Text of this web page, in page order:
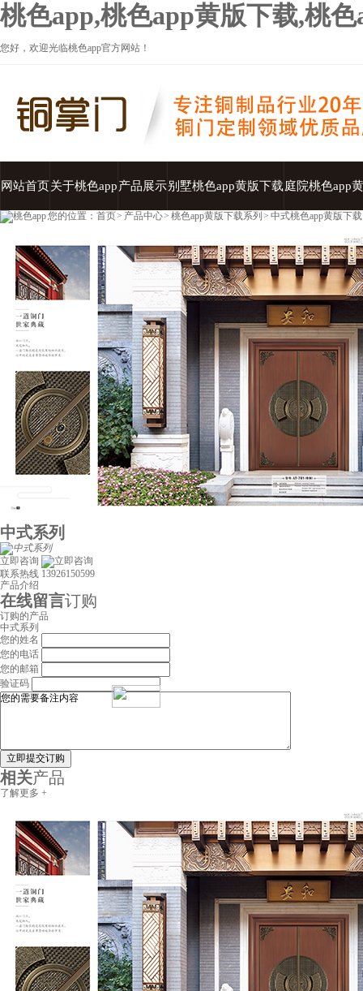
桃色app,桃色app黄版下载,桃
您好，欢迎光临桃色app官方网站！
网站首页关于桃色app产品展示别墅桃色app黄版下载庭院桃色app
您的位置： 首页> 产品中心> 桃色app黄版下载系列 > 中式桃色app黄版下载
中式系列
立即咨询
联系热线 13926150599
产品介绍
在线留言订购
订购的产品
中式系列
您的姓名
您的电话
您的邮箱
验证码
立即提交订购
相关产品
了解更多 +